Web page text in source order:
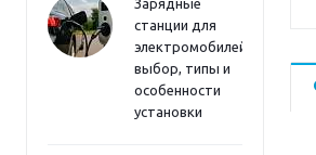
Зарядные
станции для
электромобилей:
выбор, типы и
особенности
установки